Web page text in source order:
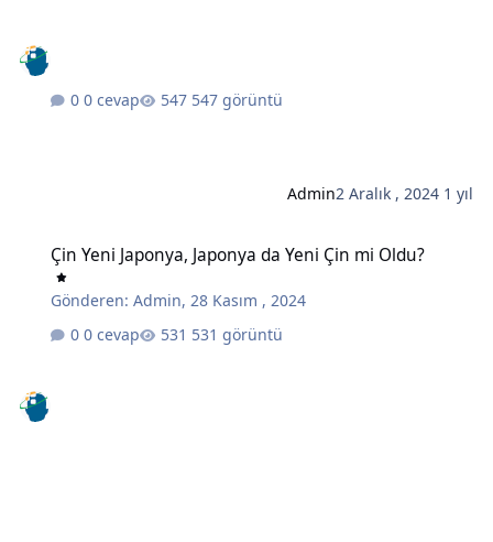
0 cevap 547 görüntü
Admin2 Aralık , 2024 1 yıl
Çin Yeni Japonya, Japonya da Yeni Çin mi Oldu?
Gönderen:Admin,28 Kasım , 2024
0 cevap
531 görüntü